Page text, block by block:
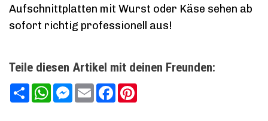
Aufschnittplatten mit Wurst oder Käse sehen ab
sofort richtig professionell aus!
Teile diesen Artikel mit deinen Freunden:
TeilenWhatsAppMessenger
EmailFacebook